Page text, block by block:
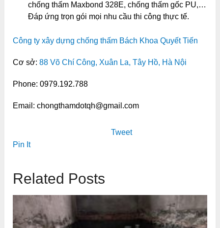
chống thấm Maxbond 328E, chống thấm gốc PU,…
Đáp ứng trọn gói mọi nhu cầu thi công thực tế.
Công ty xây dựng chống thấm Bách Khoa Quyết Tiến
Cơ sở:88 Võ Chí Công, Xuân La, Tây Hồ, Hà Nội
Phone: 0979.192.788
Email: chongthamdotqh@gmail.com
Tweet
Pin It
Related Posts